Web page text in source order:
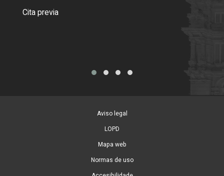
Cita previa
Aviso legal
LOPD
Mapa web
Normas de uso